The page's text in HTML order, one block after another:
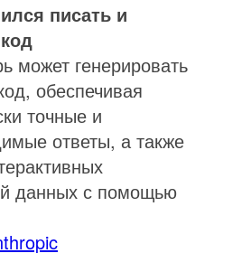
писать и
может генерировать
обеспечивая
точные и
ответы, а также
данных с помощью